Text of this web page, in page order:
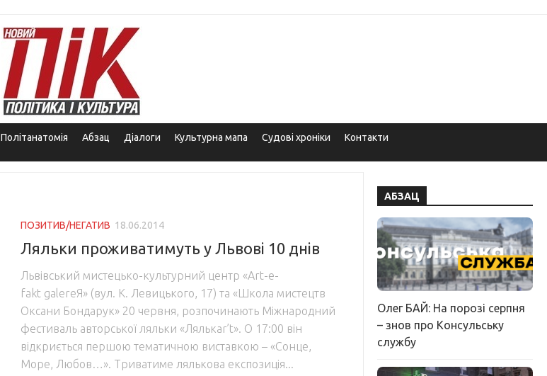
Політанатомія Абзац Діалоги Культурна мапа Судові хроніки Контакти
ПОЗИТИВ/НЕГАТИВ 18.06.2014
Ляльки проживатимуть у Львові 10 днів
Львівський мистецько-культурний центр «Art-e-
fakt galereЯ» (вул. К. Левицького, 17) та «Школа мистецтв
Оксани Бондарук» 20 червня, розпочинають Міжнародний
фестиваль авторської ляльки «Лялькar’t». О 17:00 він
відкриється першою тематичною виставкою – «Сонце,
Море, Любов…». Триватиме лялькова експозиція...
АБЗАЦ
Олег БАЙ: На порозі серпня
– знов про Консульську
службу